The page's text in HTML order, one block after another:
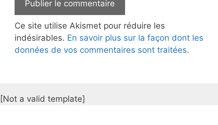
Ce site utilise Akismet pour réduire les
indésirables. En savoir plus sur la façon dont les
données de vos commentaires sont traitées.
[Not a valid template]